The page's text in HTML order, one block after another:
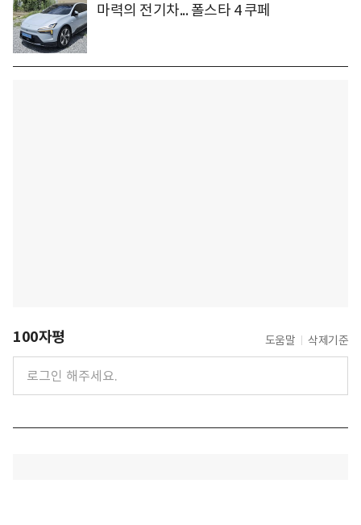
마력의 전기차... 폴스타 4 쿠페
100자평 도움말 삭제기준